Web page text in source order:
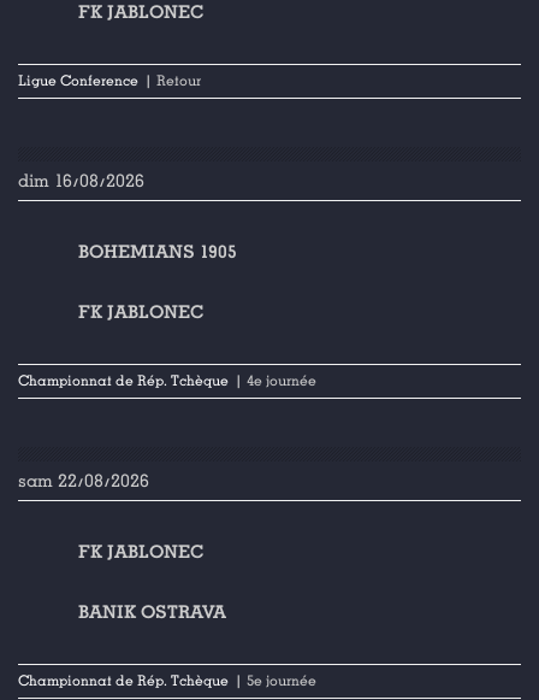
FK JABLONEC
Ligue Conference | Retour
dim 16/08/2026
BOHEMIANS 1905
FK JABLONEC
Championnat de Rép. Tchèque | 4e journée
sam 22/08/2026
FK JABLONEC
BANIK OSTRAVA
Championnat de Rép. Tchèque | 5e journée